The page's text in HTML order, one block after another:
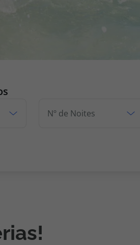
Nº de Noites